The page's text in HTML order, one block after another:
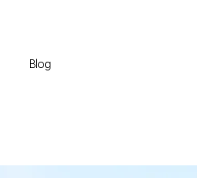
Blog